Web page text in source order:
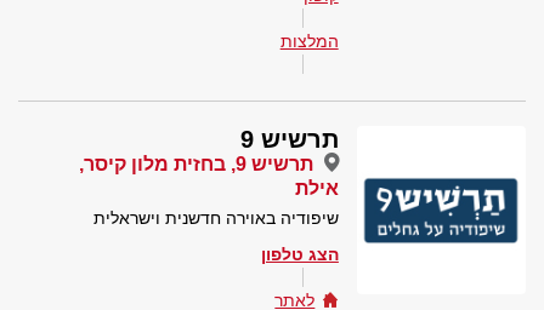
המלצות
תרשיש 9
תרשיש 9, בחזית מלון קיסר,
אילת
שיפודיה באוירה חדשנית וישראלית
הצג טלפון
לאתר